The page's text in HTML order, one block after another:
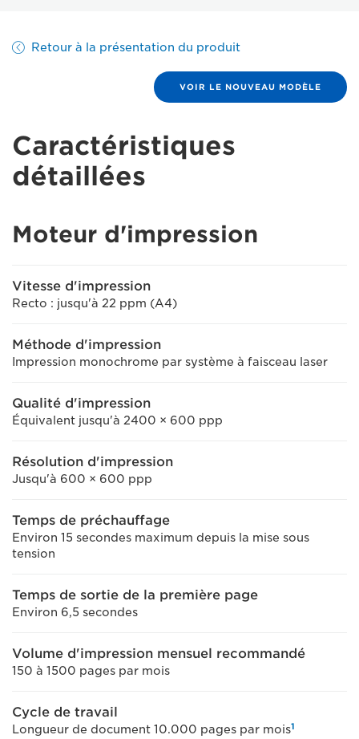
Retour à la présentation du produit
VOIR LE NOUVEAU MODÈLE
Caractéristiques
détaillées
Moteur d'impression
Vitesse d'impression
Recto : jusqu'à 22 ppm (A4)
Méthode d'impression
Impression monochrome par système à faisceau laser
Qualité d'impression
Équivalent jusqu'à 2400 × 600 ppp
Résolution d'impression
Jusqu'à 600 × 600 ppp
Temps de préchauffage
Environ 15 secondes maximum depuis la mise sous
tension
Temps de sortie de la première page
Environ 6,5 secondes
Volume d'impression mensuel recommandé
150 à 1500 pages par mois
Cycle de travail
Longueur de document 10.000 pages par mois1